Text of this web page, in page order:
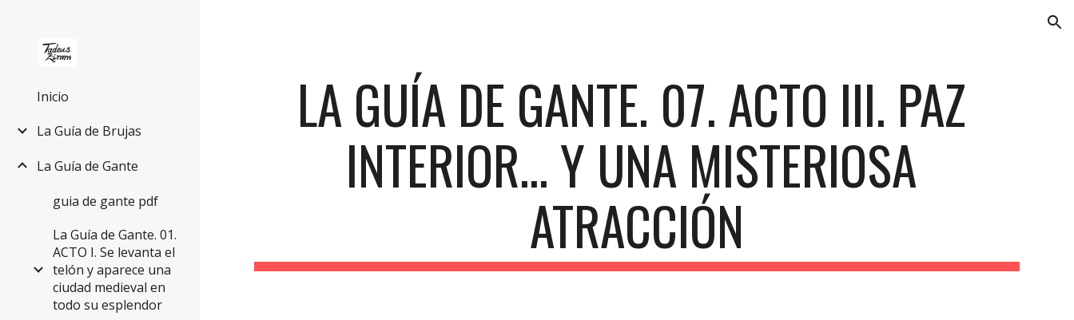
Inicio
La Guía de Brujas
La Guía de Gante
guia de gante pdf
La Guía de Gante. 01.
ACTO I. Se levanta el
telón y aparece una
ciudad medieval en
todo su esplendor
LA GUÍA DE GANTE. 07. ACTO III. PAZ
INTERIOR... Y UNA MISTERIOSA
ATRACCIÓN